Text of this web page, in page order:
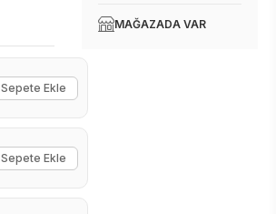
Sepete Ekle
Sepete Ekle
MAĞAZADA VAR